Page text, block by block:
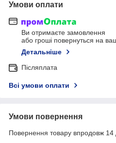
Умови оплати
Ви отримаєте замовлення
або гроші повернуться на
Детальніше
Післяплата
Всі умови оплати
Умови повернення
Повернення товару впродовж 14